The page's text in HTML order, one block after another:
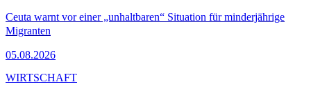
Ceuta warnt vor einer „unhaltbaren“ Situation für minderjährige
Migranten
05.08.2026
WIRTSCHAFT